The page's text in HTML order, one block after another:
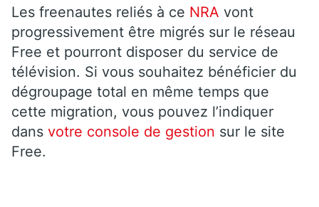
Les freenautes reliés à ce NRA vont
progressivement être migrés sur le réseau
Free et pourront disposer du service de
télévision. Si vous souhaitez bénéficier du
dégroupage total en même temps que
cette migration, vous pouvez l’indiquer
dans votre console de gestion sur le site
Free.